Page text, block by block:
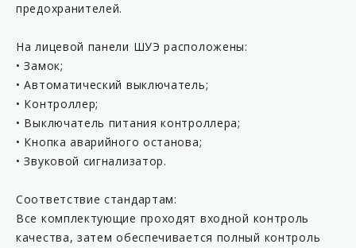
предохранителей.
На лицевой панели ШУЭ расположены:
• Замок;
• Автоматический выключатель;
• Контроллер;
• Выключатель питания контроллера;
• Кнопка аварийного останова;
• Звуковой сигнализатор.
Соответствие стандартам:
Все комплектующие проходят входной контроль
качества, затем обеспечивается полный контроль